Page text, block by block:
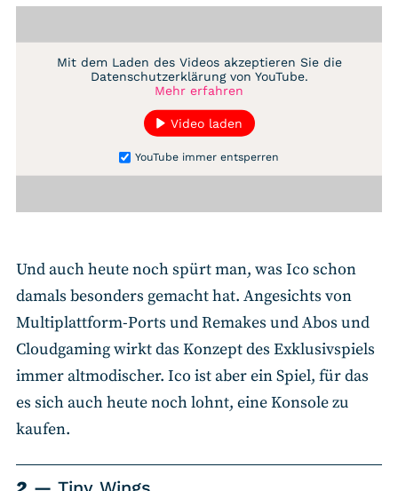
Mit dem Laden des Videos akzeptieren Sie die
Datenschutzerklärung von YouTube.
Mehr erfahren
Video laden
YouTube immer entsperren
Und auch heute noch spürt man, was Ico schon
damals besonders gemacht hat. Angesichts von
Multiplattform-Ports und Remakes und Abos und
Cloudgaming wirkt das Konzept des Exklusivspiels
immer altmodischer. Ico ist aber ein Spiel, für das
es sich auch heute noch lohnt, eine Konsole zu
kaufen.